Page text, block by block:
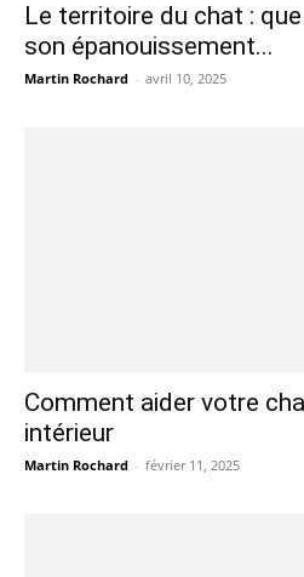
Le territoire du chat :
son épanouissement...
Martin Rochard - avril 10, 2025
Comment aider votre
intérieur
Martin Rochard - février 11, 2025